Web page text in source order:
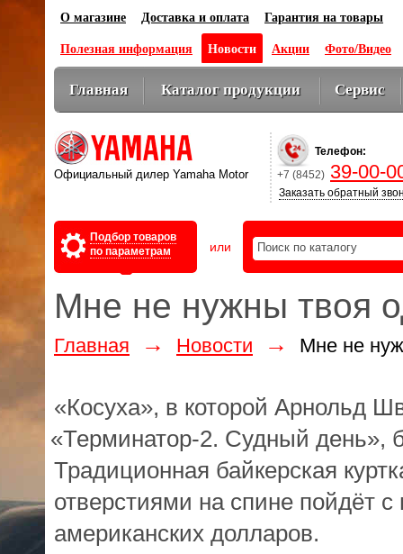
О магазине Доставка и оплата Гарантия на товары
Полезная информация Новости Акции Фото/Видео
Главная Каталог продукции Сервис
Оптовикам
Официальный дилер Yamaha Motor
Телефон:
+7 (8452) 39-00-
Заказать обратный
Подбор товаров
по параметрам
или
Мне не нужны твоя
Главная → Новости → Мне не
«Косуха», в которой Арнольд
«Терминатор-2. Судный день»,
Традиционная байкерская
отверстиями на спине пойдёт
американских долларов.